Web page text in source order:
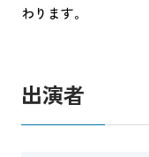
わります。
出演者